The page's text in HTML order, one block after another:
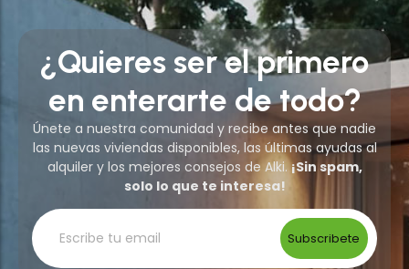
¿Quieres ser el primero
en enterarte de todo?
Únete a nuestra comunidad y recibe antes que nadie
las nuevas viviendas disponibles, las últimas ayudas al
alquiler y los mejores consejos de Alki.¡Sin spam,
solo lo que te interesa!
Subscribete